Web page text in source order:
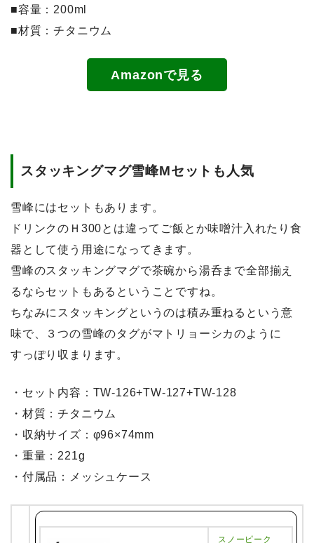
■容量：200ml
■材質：チタニウム
Amazonで見る
スタッキングマグ雪峰Mセットも人気
雪峰にはセットもあります。
ドリンクのＨ300とは違ってご飯とか味噌汁入れたり食
器として使う用途になってきます。
雪峰のスタッキングマグで茶碗から湯呑まで全部揃え
るならセットもあるということですね。
ちなみにスタッキングというのは積み重ねるという意
味で、３つの雪峰のタグがマトリョーシカのように
すっぽり収まります。
・セット内容：TW-126+TW-127+TW-128
・材質：チタニウム
・収納サイズ：φ96×74mm
・重量：221g
・付属品：メッシュケース
スノーピーク